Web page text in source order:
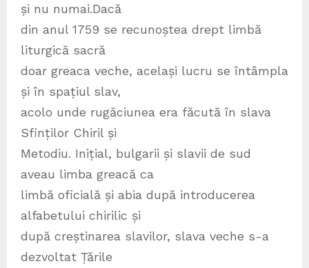
și nu numai.Dacă
din anul 1759 se recunoștea drept limbă
liturgică sacră
doar greaca veche, același lucru se întâmpla
și în spațiul slav,
acolo unde rugăciunea era făcută în slava
Sfinților Chiril și
Metodiu. Inițial, bulgarii și slavii de sud
aveau limba greacă ca
limbă oficială și abia după introducerea
alfabetului chirilic și
după creștinarea slavilor, slava veche s-a
dezvoltat Țările